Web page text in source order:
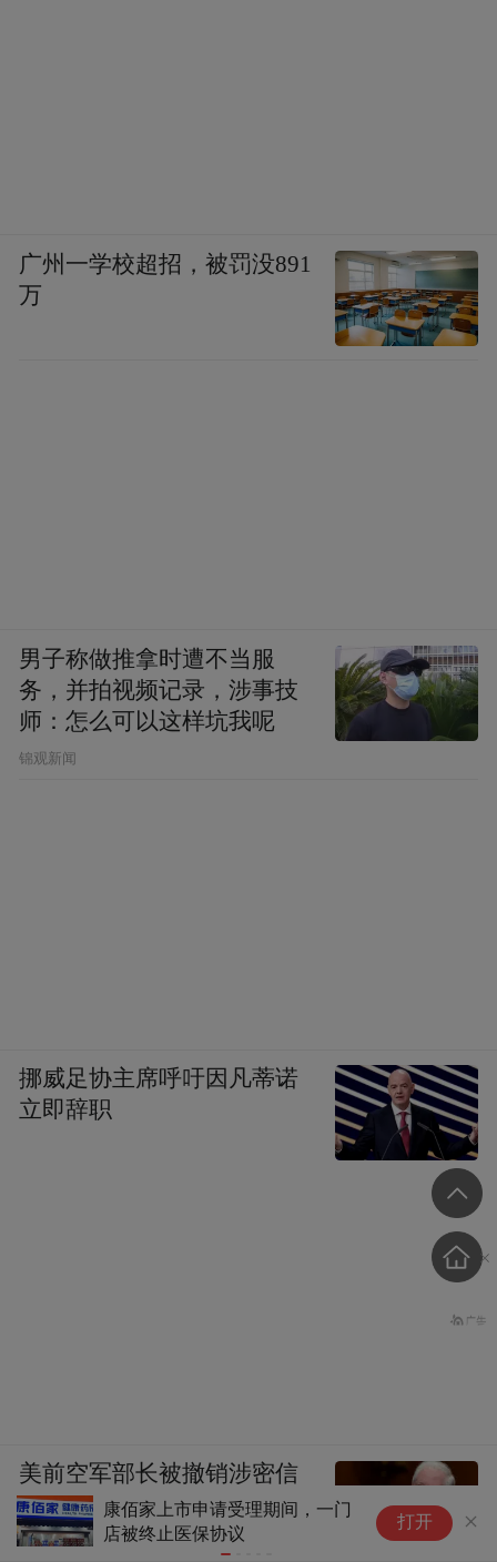
本周六起北京将新增8家医保定点医药机
构
打开
广州一学校超招，被罚没891
万
男子称做推拿时遭不当服
务，并拍视频记录，涉事技
师：怎么可以这样坑我呢
锦观新闻
挪威足协主席呼吁因凡蒂诺
立即辞职
美前空军部长被撤销涉密信
息访问权限